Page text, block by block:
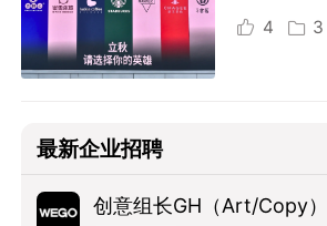
4 3
最新企业招聘
创意组长GH（Art/Copy）